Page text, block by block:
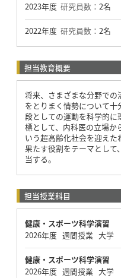
2023年度 研究員数： 2名
2022年度 研究員数： 2名
担当教育概要
将来、さまざまな分野で
をとりまく情勢について
段としての運動を科学的に
標として、内科医の立場か
いう超高齢化社会を迎え
果たす役割をテーマとして
当する。
担当授業科目
健康・スポーツ科学演習
2026年度 週間授業 大学
健康・スポーツ科学演習
2026年度 週間授業 大学